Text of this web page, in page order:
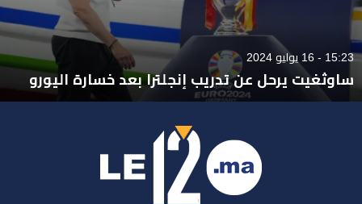
15:23 - 16 يوليو 2024
ساوثغيت يرحل عن تدريب إنجلترا بعد خسارة اليورو